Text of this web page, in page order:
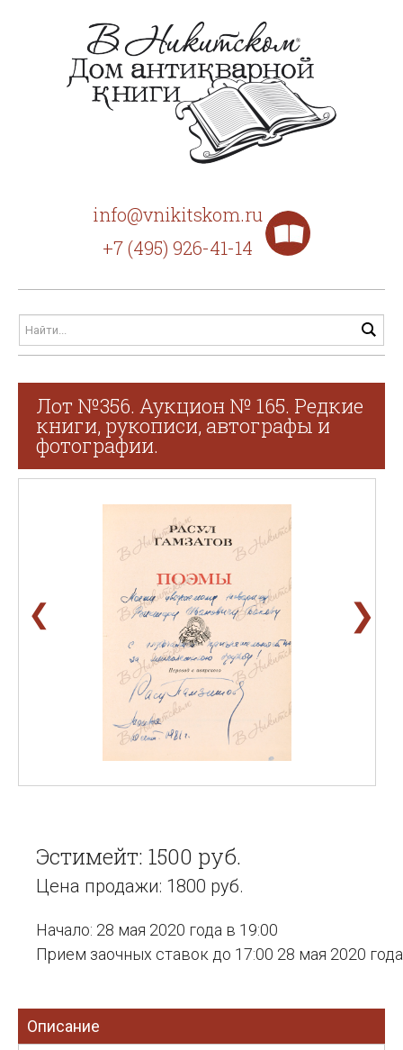
info@vnikitskom.ru
+7 (495) 926-41-14
Лот №356. Аукцион № 165. Редкие
книги, рукописи, автографы и
фотографии.
❮ ❯
Эстимейт: 1500 руб.
Цена продажи: 1800 руб.
Начало: 28 мая 2020 года в 19:00
Прием заочных ставок до 17:00 28 мая 2020 года
Описание